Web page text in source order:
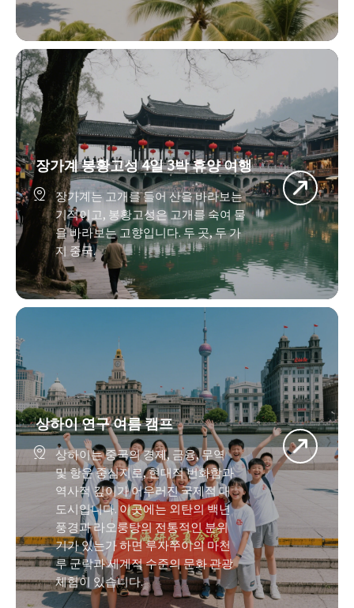
장가계 봉황고성 4일 3박 휴양 여행

장가계는 고개를 들어 산을 바라보는
기적이고, 봉황고성은 고개를 숙여 물
을 바라보는 고향입니다. 두 곳, 두 가
지 중국.
상하이 연구 여름 캠프

상하이는 중국의 경제, 금융, 무역
및 항운 중심지로, 현대적 번화함과
역사적 깊이가 어우러진 국제적 대
도시입니다. 이곳에는 외탄의 백년
풍경과 라오룽탕의 전통적인 분위
기가 있는가 하면 루자쭈이의 마천
루 군락과 세계적 수준의 문화 관광
체험이 있습니다.